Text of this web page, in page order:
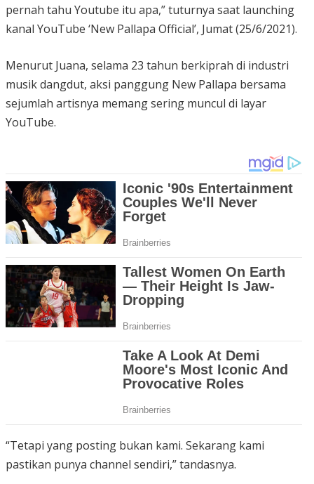
pernah tahu Youtube itu apa,” tuturnya saat launching
kanal YouTube ‘New Pallapa Official’, Jumat (25/6/2021).
Menurut Juana, selama 23 tahun berkiprah di industri
musik dangdut, aksi panggung New Pallapa bersama
sejumlah artisnya memang sering muncul di layar
YouTube.
“Tetapi yang posting bukan kami. Sekarang kami
pastikan punya channel sendiri,” tandasnya.